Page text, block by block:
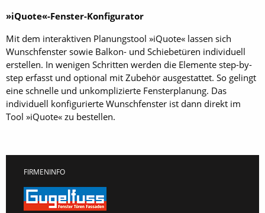
»iQuote«-Fenster-Konfigurator
Mit dem interaktiven Planungstool »iQuote« lassen sich
Wunschfenster sowie Balkon- und Schiebetüren individuell
erstellen. In wenigen Schritten werden die Elemente step-by-
step erfasst und optional mit Zubehör ausgestattet. So gelingt
eine schnelle und unkomplizierte Fensterplanung. Das
individuell konfigurierte Wunschfenster ist dann direkt im
Tool »iQuote« zu bestellen.
FIRMENINFO